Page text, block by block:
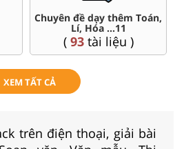
Chuyên đề dạy thêm Toán,
Lí, Hóa ...11
( 93tài liệu )
XEM TẤT CẢ
trên điện thoại, giải bài